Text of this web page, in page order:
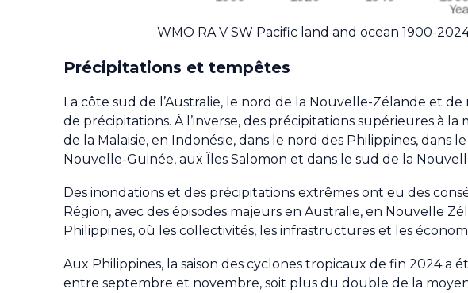
WMO RA V SW Pacific land and ocean 1900-
Précipitations et tempêtes
La côte sud de l’Australie, le nord de la Nouvelle-Zélande et
de précipitations. À l’inverse, des précipitations supérieures à
de la Malaisie, en Indonésie, dans le nord des Philippines, dans
Nouvelle-Guinée, aux Îles Salomon et dans le sud de la
Des inondations et des précipitations extrêmes ont eu des
Région, avec des épisodes majeurs en Australie, en Nouvelle
Philippines, où les collectivités, les infrastructures et les
Aux Philippines, la saison des cyclones tropicaux de fin 2024 a
entre septembre et novembre, soit plus du double de la